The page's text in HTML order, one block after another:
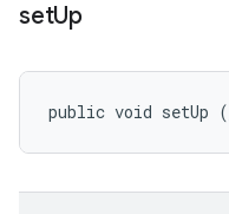
setUp
public void setUp (